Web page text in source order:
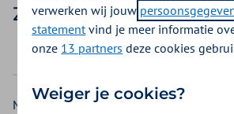
Zilveren Kruis
2025 2026
Medicijnen voor de behandeling van de
verwerken wij jouw
statementvind je meer informatie
onze 13 partners deze cookies
Weiger je cookies?